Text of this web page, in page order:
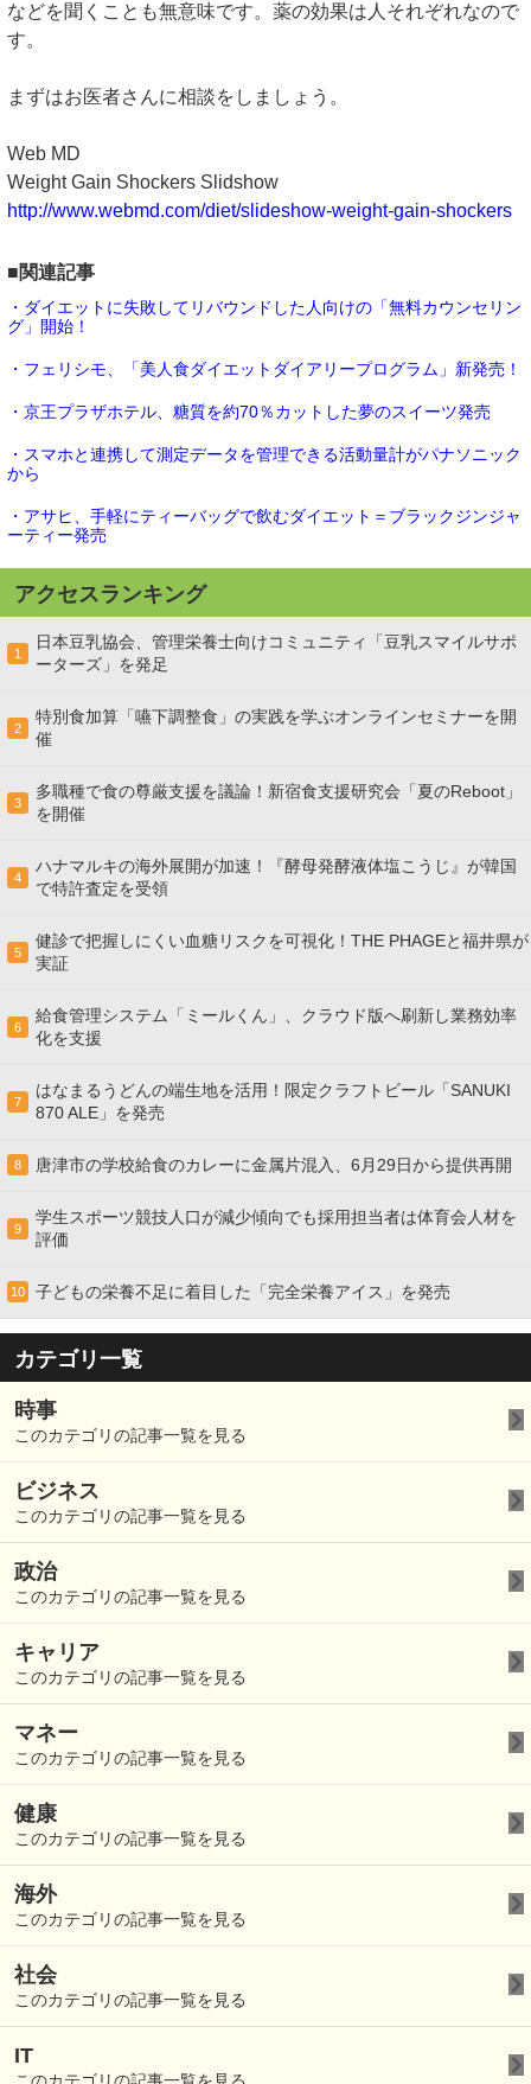
などを聞くことも無意味です。薬の効果は人それぞれなので
す。
まずはお医者さんに相談をしましょう。
Web MD
Weight Gain Shockers Slidshow
http://www.webmd.com/diet/slideshow-weight-gain-shockers
■関連記事
・ダイエットに失敗してリバウンドした人向けの「無料カウンセリン
グ」開始！
・フェリシモ、「美人食ダイエットダイアリープログラム」新発売！
・京王プラザホテル、糖質を約70％カットした夢のスイーツ発売
・スマホと連携して測定データを管理できる活動量計がパナソニック
から
・アサヒ、手軽にティーバッグで飲むダイエット＝ブラックジンジャ
ーティー発売
アクセスランキング
1
日本豆乳協会、管理栄養士向けコミュニティ「豆乳スマイルサポ
ーターズ」を発足
2
特別食加算「嚥下調整食」の実践を学ぶオンラインセミナーを開
催
3
多職種で食の尊厳支援を議論！新宿食支援研究会「夏のReboot」
を開催
4
ハナマルキの海外展開が加速！『酵母発酵液体塩こうじ』が韓国
で特許査定を受領
5
健診で把握しにくい血糖リスクを可視化！THE PHAGEと福井県が
実証
6
給食管理システム「ミールくん」、クラウド版へ刷新し業務効率
化を支援
7
はなまるうどんの端生地を活用！限定クラフトビール「SANUKI
870 ALE」を発売
8 唐津市の学校給食のカレーに金属片混入、6月29日から提供再開
9
学生スポーツ競技人口が減少傾向でも採用担当者は体育会人材を
評価
10 子どもの栄養不足に着目した「完全栄養アイス」を発売
カテゴリ一覧
時事
このカテゴリの記事一覧を見る
ビジネス
このカテゴリの記事一覧を見る
政治
このカテゴリの記事一覧を見る
キャリア
このカテゴリの記事一覧を見る
マネー
このカテゴリの記事一覧を見る
健康
このカテゴリの記事一覧を見る
海外
このカテゴリの記事一覧を見る
社会
このカテゴリの記事一覧を見る
IT